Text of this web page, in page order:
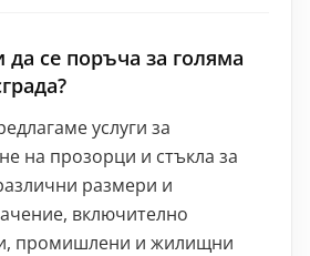
се поръча за голяма
услуги за
на прозорци и стъкла за
размери и
включително
промишлени и жилищни